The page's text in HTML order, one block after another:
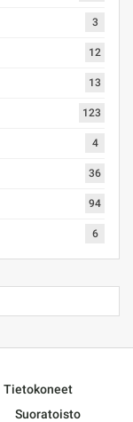
3
12
13
123
4
36
94
6
Tietokoneet
Suoratoisto